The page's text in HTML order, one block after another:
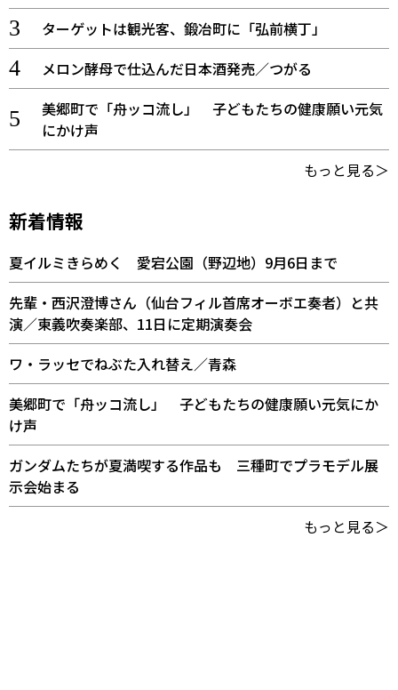
ターゲットは観光客、鍛冶町に「弘前横丁」
メロン酵母で仕込んだ日本酒発売／つがる
美郷町で「舟ッコ流し」 子どもたちの健康願い元気
にかけ声
もっと見る＞
新着情報
夏イルミきらめく 愛宕公園（野辺地）9月6日まで
先輩・西沢澄博さん（仙台フィル首席オーボエ奏者）と共
演／東義吹奏楽部、11日に定期演奏会
ワ・ラッセでねぶた入れ替え／青森
美郷町で「舟ッコ流し」 子どもたちの健康願い元気にか
け声
ガンダムたちが夏満喫する作品も 三種町でプラモデル展
示会始まる
もっと見る＞